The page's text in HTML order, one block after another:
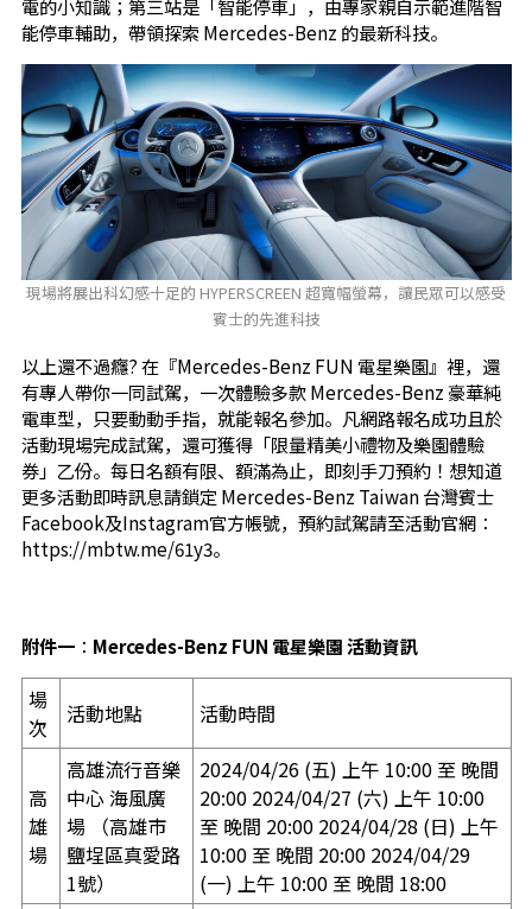
電的小知識；第三站是「智能停車」，由專家親自示範進階智
能停車輔助，帶領探索 Mercedes-Benz 的最新科技。
現場將展出科幻感十足的 HYPERSCREEN 超寬幅螢幕，讓民眾可以感受
賓士的先進科技
以上還不過癮? 在『Mercedes-Benz FUN 電星樂園』裡，還
有專人帶你一同試駕，一次體驗多款 Mercedes-Benz 豪華純
電車型，只要動動手指，就能報名參加。凡網路報名成功且於
活動現場完成試駕，還可獲得「限量精美小禮物及樂園體驗
券」乙份。每日名額有限、額滿為止，即刻手刀預約！想知道
更多活動即時訊息請鎖定 Mercedes-Benz Taiwan 台灣賓士
Facebook及Instagram官方帳號，預約試駕請至活動官網：
https://mbtw.me/61y3。
附件一： Mercedes-Benz FUN 電星樂園 活動資訊
場
次
活動地點 活動時間
高
雄
場
高雄流行音樂
中心 海風廣
場 （高雄市
鹽埕區真愛路
1號）
2024/04/26 (五) 上午 10:00 至 晚間
20:00 2024/04/27 (六) 上午 10:00
至 晚間 20:00 2024/04/28 (日) 上午
10:00 至 晚間 20:00 2024/04/29
(一) 上午 10:00 至 晚間 18:00